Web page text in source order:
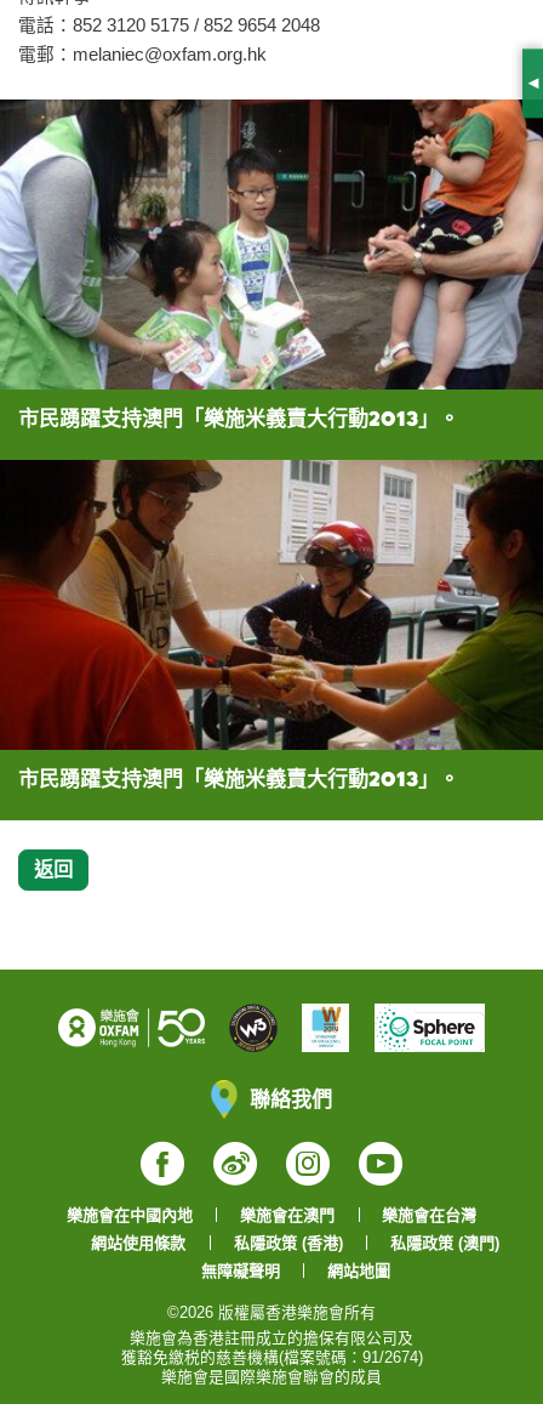
電話：852 3120 5175 / 852 9654 2048
電郵： melaniec@oxfam.org.hk
市民踴躍支持澳門「樂施米義賣大行動2013」。
市民踴躍支持澳門「樂施米義賣大行動2013」。
返回
聯絡我們
Facebook
WeiboInstagram
YouTube
樂施會在中國內地 樂施會在澳門
樂施會在台灣
網站使用條款
私隱政策 (香港)
私隱政策 (澳門)
無障礙聲明
網站地圖
©2026 版權屬香港樂施會所有
樂施會為香港註冊成立的擔保有限公司及
獲豁免繳税的慈善機構(檔案號碼：91/2674)
樂施會是國際樂施會聯會的成員